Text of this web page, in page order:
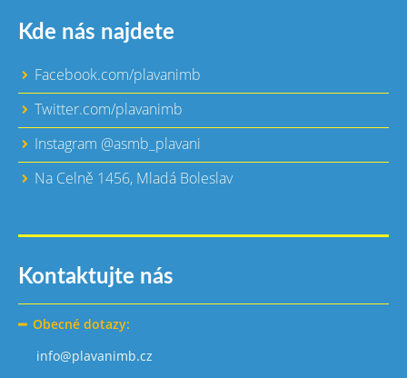
Kde nás najdete
Facebook.com/plavanimb
Twitter.com/plavanimb
Instagram @asmb_plavani
Na Celně 1456, Mladá Boleslav
Kontaktujte nás
Obecné dotazy:
info@plavanimb.cz